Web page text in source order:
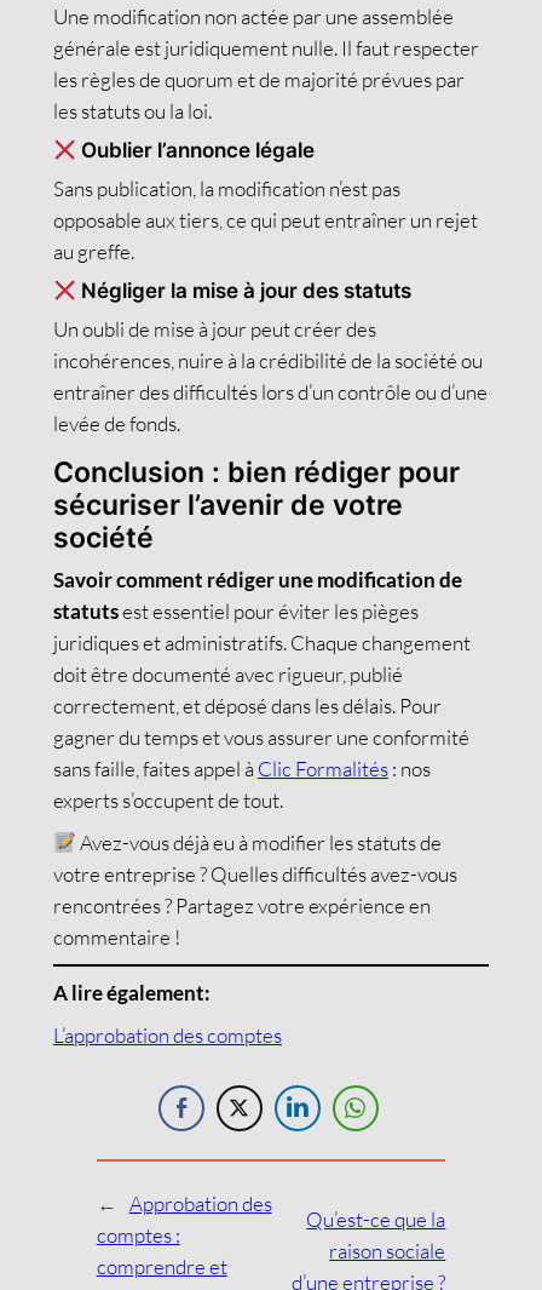
Une modification non actée par une assemblée
générale est juridiquement nulle. Il faut respecter
les règles de quorum et de majorité prévues par
les statuts ou la loi.
Oublier l’annonce légale
Sans publication, la modification n’est pas
opposable aux tiers, ce qui peut entraîner un rejet
au greffe.
Négliger la mise à jour des statuts
Un oubli de mise à jour peut créer des
incohérences, nuire à la crédibilité de la société ou
entraîner des difficultés lors d’un contrôle ou d’une
levée de fonds.
Conclusion : bien rédiger pour
sécuriser l’avenir de votre
société
Savoir comment rédiger une modification de
statutsest essentiel pour éviter les pièges
juridiques et administratifs. Chaque changement
doit être documenté avec rigueur, publié
correctement, et déposé dans les délais. Pour
gagner du temps et vous assurer une conformité
sans faille, faites appel à Clic Formalités: nos
experts s’occupent de tout.
Avez-vous déjà eu à modifier les statuts de
votre entreprise ? Quelles difficultés avez-vous
rencontrées ? Partagez votre expérience en
commentaire !
A lire également:
L’approbation des comptes
←
Approbation des
comptes :
comprendre et
Qu’est-ce que la
raison sociale
d’une entreprise ?